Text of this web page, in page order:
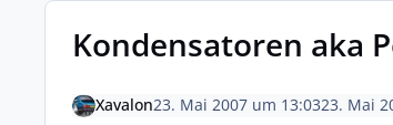
Kondensatoren aka
Xavalon23. Mai 2007 um 13:0323. Mai